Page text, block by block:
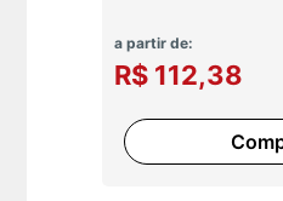
a partir de:
R$ 112,38